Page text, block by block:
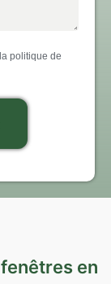
politique de
en